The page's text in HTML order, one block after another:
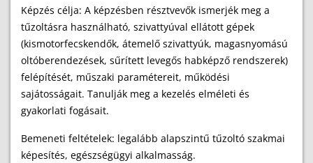
Képzés célja: A képzésben résztvevők ismerjék meg a
tűzoltásra használható, szivattyúval ellátott gépek
(kismotorfecskendők, átemelő szivattyúk, magasnyomású
oltóberendezések, sűrített levegős habképző rendszerek)
felépítését, műszaki paramétereit, működési
sajátosságait. Tanulják meg a kezelés elméleti és
gyakorlati fogásait.
Bemeneti feltételek: legalább alapszintű tűzoltó szakmai
képesítés, egészségügyi alkalmasság.